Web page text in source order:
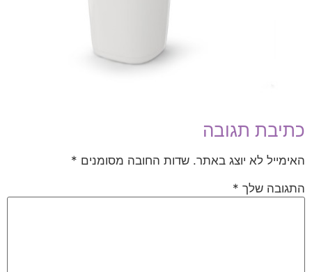
כתיבת תגובה
האימייל לא יוצג באתר. שדות החובה מסומנים *
התגובה שלך *